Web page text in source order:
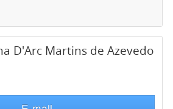
D'Arc Martins de Azevedo